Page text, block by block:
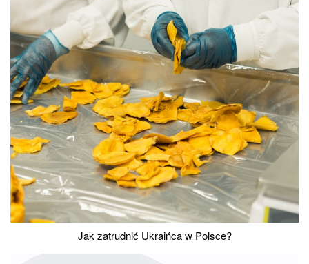
Jak zatrudnić Ukraińca w Polsce?